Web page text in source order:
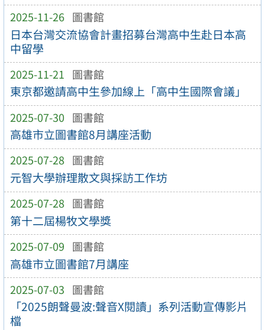
2025-11-26 圖書館
日本台灣交流協會計畫招募台灣高中生赴日本高
中留學
2025-11-21 圖書館
東京都邀請高中生參加線上「高中生國際會議」
2025-07-30 圖書館
高雄市立圖書館8月講座活動
2025-07-28 圖書館
元智大學辦理散文與採訪工作坊
2025-07-28 圖書館
第十二屆楊牧文學獎
2025-07-09 圖書館
高雄市立圖書館7月講座
2025-07-03 圖書館
「2025朗聲曼波:聲音X閱讀」系列活動宣傳影片
檔